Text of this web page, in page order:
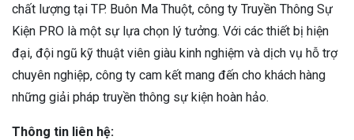
chất lượng tại TP. Buôn Ma Thuột, công ty Truyền Thông Sự
Kiện PRO là một sự lựa chọn lý tưởng. Với các thiết bị hiện
đại, đội ngũ kỹ thuật viên giàu kinh nghiệm và dịch vụ hỗ trợ
chuyên nghiệp, công ty cam kết mang đến cho khách hàng
những giải pháp truyền thông sự kiện hoàn hảo.
Thông tin liên hệ: